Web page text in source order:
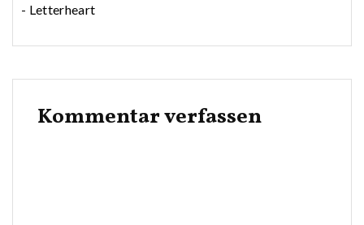
- Letterheart
Kommentar verfassen